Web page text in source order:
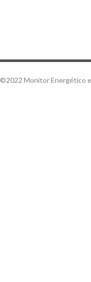
©2022 Monitor Energético